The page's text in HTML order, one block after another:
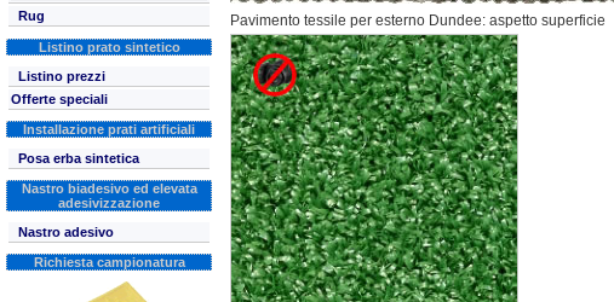
Pavimento tessile per esterno Dundee: aspetto superficie
Rug
Listino prato sintetico
Listino prezzi
Offerte speciali
Installazione prati artificiali
Posa erba sintetica
Nastro biadesivo ed elevata
adesivizzazione
Nastro adesivo
Richiesta campionatura